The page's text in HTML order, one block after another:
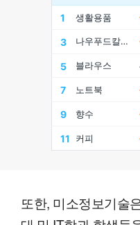
또한, 미소정보기술